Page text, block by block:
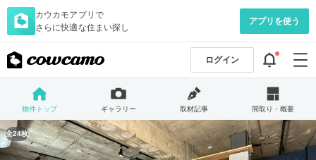
カウカモアプリで
さらに快適な住まい探し
アプリを使う
ログイン
物件トップ ギャラリー 取材記事 間取り・概要
全24枚